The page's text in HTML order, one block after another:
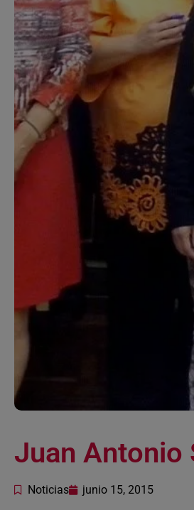
Juan Antonio
Noticias junio 15, 2015